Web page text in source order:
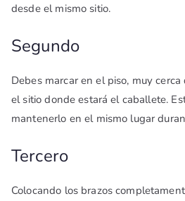
desde el mismo sitio.
Segundo
Debes marcar en el piso, muy
el sitio donde estará el caballete.
mantenerlo en el mismo lugar
Tercero
Colocando los brazos